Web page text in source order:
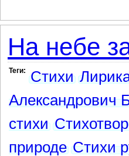
На небе
Теги: Стихи
Александрович
стихи
природе Стихи